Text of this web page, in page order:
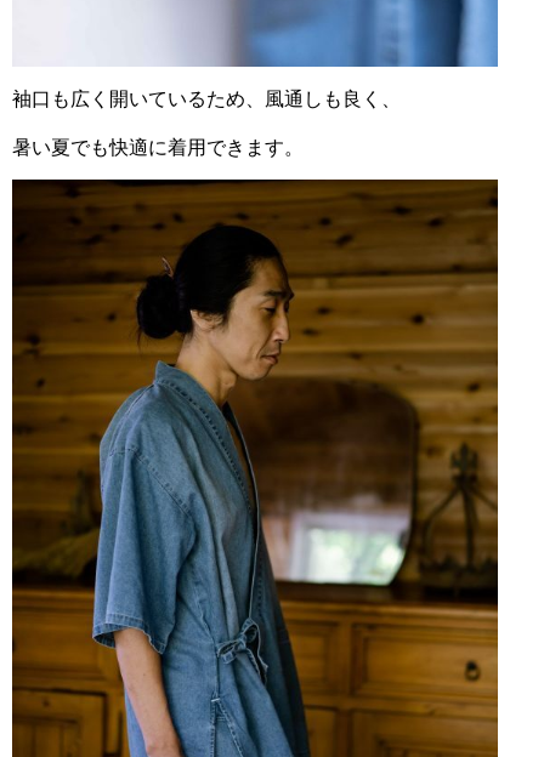
袖口も広く開いているため、風通しも良く、
暑い夏でも快適に着用できます。